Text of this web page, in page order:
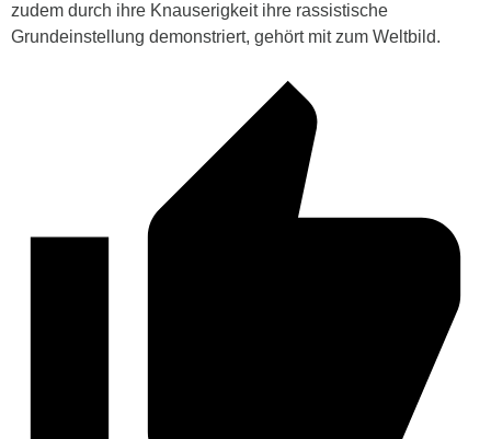
zudem durch ihre Knauserigkeit ihre rassistische
Grundeinstellung demonstriert, gehört mit zum Weltbild.